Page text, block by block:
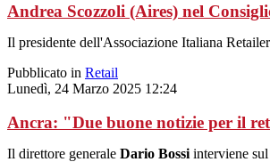
Andrea Scozzoli (Aires) nel
Il presidente dell'Associazione Italiana
Pubblicato in Retail
Lunedì, 24 Marzo 2025 12:24
Ancra: "Due buone notizie per il
Il direttore generale Dario Bossi interviene